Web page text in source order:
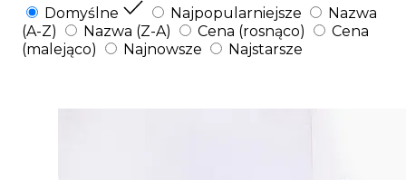
Domyślne Najpopularniejsze
Nazwa
(A-Z)
Nazwa (Z-A) Cena (rosnąco)
Cena
(malejąco)
Najnowsze Najstarsze